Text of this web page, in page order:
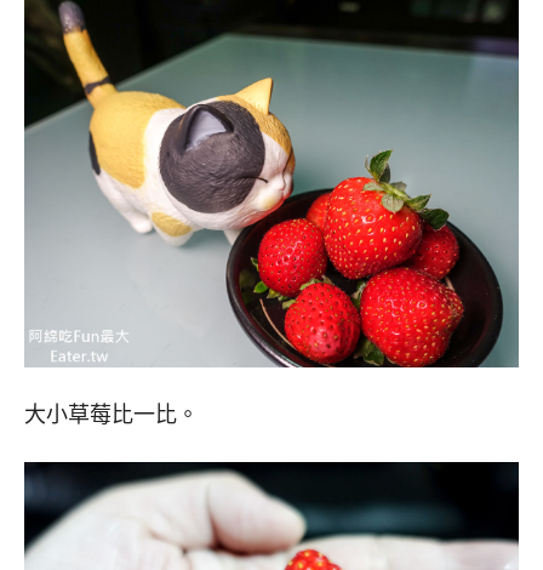
大小草莓比一比。